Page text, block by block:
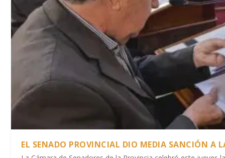
EL SENADO PROVINCIAL DIO MEDIA SANCIÓN A